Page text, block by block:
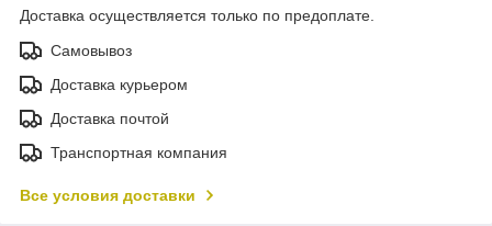
Доставка осуществляется только по предоплате.
Самовывоз
Доставка курьером
Доставка почтой
Транспортная компания
Все условия доставки